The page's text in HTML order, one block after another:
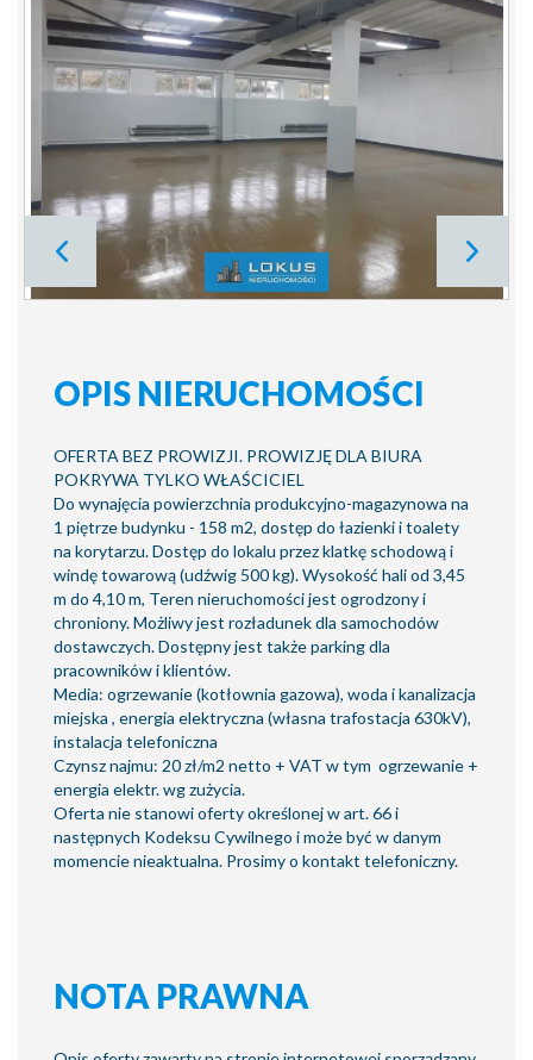
OPIS NIERUCHOMOŚCI
OFERTA BEZ PROWIZJI. PROWIZJĘ DLA BIURA
POKRYWA TYLKO WŁAŚCICIEL
Do wynajęcia powierzchnia produkcyjno-magazynowa na
1 piętrze budynku - 158 m2, dostęp do łazienki i toalety
na korytarzu. Dostęp do lokalu przez klatkę schodową i
windę towarową (udźwig 500 kg). Wysokość hali od 3,45
m do 4,10 m, Teren nieruchomości jest ogrodzony i
chroniony. Możliwy jest rozładunek dla samochodów
dostawczych. Dostępny jest także parking dla
pracowników i klientów.
Media: ogrzewanie (kotłownia gazowa), woda i kanalizacja
miejska , energia elektryczna (własna trafostacja 630kV),
instalacja telefoniczna
Czynsz najmu: 20 zł/m2 netto + VAT w tym ogrzewanie +
energia elektr. wg zużycia.
Oferta nie stanowi oferty określonej w art. 66 i
następnych Kodeksu Cywilnego i może być w danym
momencie nieaktualna. Prosimy o kontakt telefoniczny.
NOTA PRAWNA